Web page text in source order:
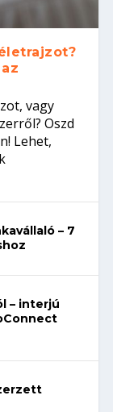
vagy
Oszd
Lehet,
– 7
– interjú